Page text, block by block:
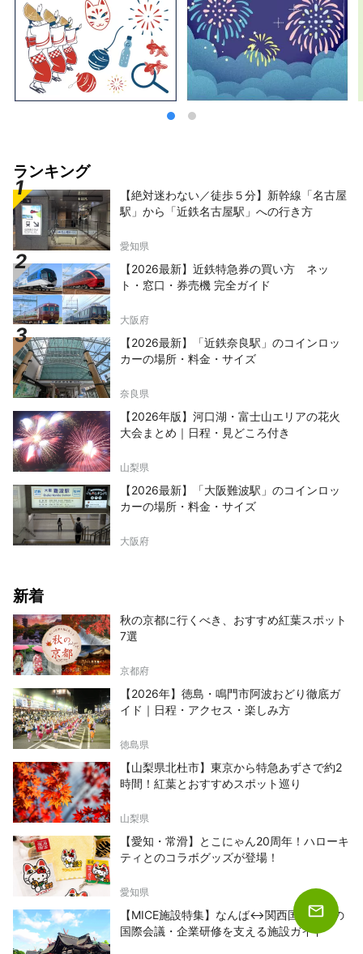
ランキング
【絶対迷わない／徒歩５分】新幹線「名古屋
駅」から「近鉄名古屋駅」への行き方
愛知県
【2026最新】近鉄特急券の買い方 ネッ
ト・窓口・券売機 完全ガイド
大阪府
【2026最新】「近鉄奈良駅」のコインロッ
カーの場所・料金・サイズ
奈良県
【2026年版】河口湖・富士山エリアの花火
大会まとめ｜日程・見どころ付き
山梨県
【2026最新】「大阪難波駅」のコインロッ
カーの場所・料金・サイズ
大阪府
新着
秋の京都に行くべき、おすすめ紅葉スポット
7選
京都府
【2026年】徳島・鳴門市阿波おどり徹底ガ
イド｜日程・アクセス・楽しみ方
徳島県
【山梨県北杜市】東京から特急あずさで約2
時間！紅葉とおすすめスポット巡り
山梨県
【愛知・常滑】とこにゃん20周年！ハローキ
ティとのコラボグッズが登場！
愛知県
【MICE施設特集】なんば↔関西国際空港の
国際会議・企業研修を支える施設ガイド